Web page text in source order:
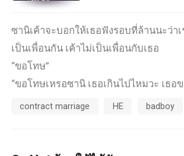
ซานิเค้าจะบอกให้เธอฟังรอบที่ล้านนะว่าเ
เป็นเพื่อนกัน เค้าไม่เป็นเพื่อนกับเธอ
“ขอโทษ”
“ขอโทษเหรอซานิ เธอเกินไปไหมวะ เธอ
เค้าเพราะผู้ชายคนอื่นเหรอวะ”
contract marriage HE badboy